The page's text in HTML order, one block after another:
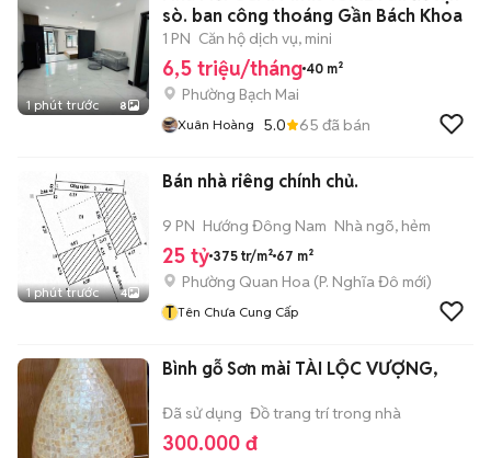
1 phút trước 8
sò. ban công thoáng Gần Bách Khoa
1 PN Căn hộ dịch vụ, mini
6,5 triệu/tháng 40 m²
Phường Bạch Mai
Xuân Hoàng 5.0 65 đã bán
1 phút trước 4
Bán nhà riêng chính chủ.
9 PN Hướng Đông Nam Nhà ngõ, hẻm
25 tỷ 375 tr/m² 67 m²
Phường Quan Hoa (P. Nghĩa Đô mới)
T Tên Chưa Cung Cấp
Bình gỗ Sơn mài TÀI LỘC VƯỢNG,
Đã sử dụng Đồ trang trí trong nhà
300.000 đ